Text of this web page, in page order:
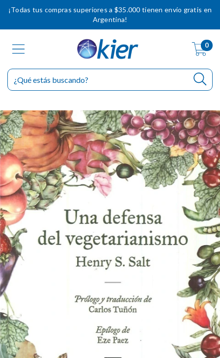
¡Todas tus compras superiores a $35.000 tienen envío gratis en
Argentina!
0